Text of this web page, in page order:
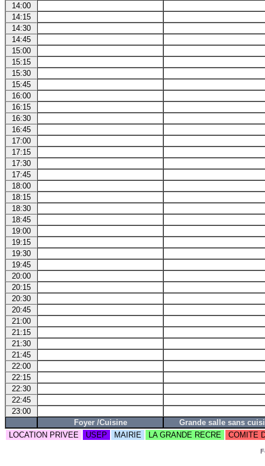
14:00
14:15
14:30
14:45
15:00
15:15
15:30
15:45
16:00
16:15
16:30
16:45
17:00
17:15
17:30
17:45
18:00
18:15
18:30
18:45
19:00
19:15
19:30
19:45
20:00
20:15
20:30
20:45
21:00
21:15
21:30
21:45
22:00
22:15
22:30
22:45
23:00
Foyer /Cuisine
Grande salle sans
LOCATION PRIVEE
USEP MAIRIE LA GRANDE RECRE COMITE